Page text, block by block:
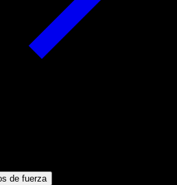
de fuerza